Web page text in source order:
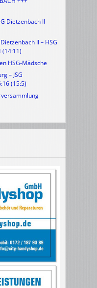
Dietzenbach II
II – HSG
(14:11)
HSG-Mädsche
– JSG
(15:5)